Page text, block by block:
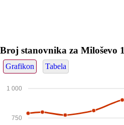
Broj stanovnika za Miloševo
Grafikon Tabela
750
1 000